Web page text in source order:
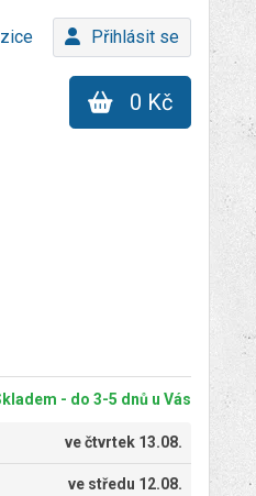
Přihlásit se
0 Kč
- do 3-5 dnů u Vás
večtvrtek 13.08.
ve středu 12.08.